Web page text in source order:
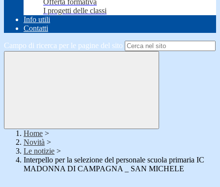
Offerta formativa
I progetti delle classi
Info utili
Contatti
Campo di ricerca per le pagine del sito
Home >
Novità >
Le notizie >
Interpello per la selezione del personale scuola primaria IC
MADONNA DI CAMPAGNA _ SAN MICHELE